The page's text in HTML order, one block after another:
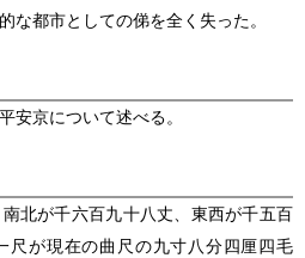
な都市としての俤を全く失った。
安京について述べる。
北が千六百九十八丈、東西が千五百
尺が現在の曲尺の九寸八分四厘四毛